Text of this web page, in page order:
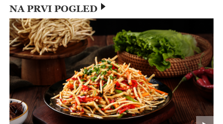
NA PRVI POGLED